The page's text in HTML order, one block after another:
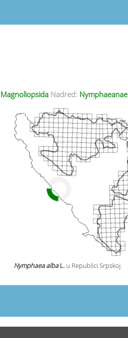
Magnoliopsida Nadred: Nymphaeanae
Nymphaea albaL. u Republici Srpskoj